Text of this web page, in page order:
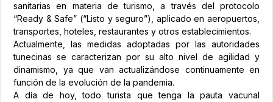
sanitarias en materia de turismo, a través del protocolo
“Ready & Safe” (“Listo y seguro”), aplicado en aeropuertos,
transportes, hoteles, restaurantes y otros establecimientos.
Actualmente, las medidas adoptadas por las autoridades
tunecinas se caracterizan por su alto nivel de agilidad y
dinamismo, ya que van actualizándose continuamente en
función de la evolución de la pandemia.
A día de hoy, todo turista que tenga la pauta vacunal